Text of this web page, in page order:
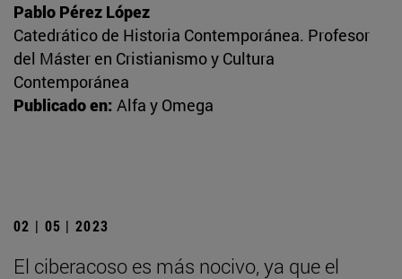
Pablo Pérez López
Catedrático de Historia Contemporánea. Profesor
del Máster en Cristianismo y Cultura
Contemporánea
Publicado en: Alfa y Omega
02 | 05 | 2023
El ciberacoso es más nocivo, ya que el